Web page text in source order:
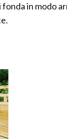
in modo